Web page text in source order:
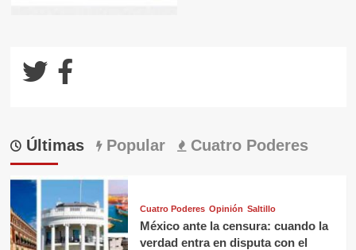
Últimas Popular Cuatro Poderes
Cuatro Poderes Opinión Saltillo
México ante la censura: cuando la
verdad entra en disputa con el